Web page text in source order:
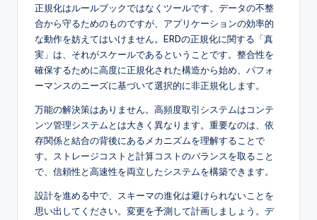
正規化はルールブックではなくツールです。データの不整
合から守るためのものですが、アプリケーションの効率的
な動作を妨えてはいけません。ERDの正規化に関する「真
実」は、それがスケールであるということです。整合性を
確保するために高度に正規化された構造から始め、パフォ
ーマンスのニーズに基づいて選択的に非正規化します。
万能の解決策はありません。高頻度取引システムはコンテ
ンツ管理システムとは大きく異なります。重要なのは、依
存関係と結合の背後にあるメカニズムを理解することで
す。ストレージコストと計算コストのバランスを取ること
で、信頼性と高速性を両立したシステムを構築できます。
設計を進める中で、スキーマの進化は避けられないことを
思い出してください。変更を予測して計画しましょう。デ